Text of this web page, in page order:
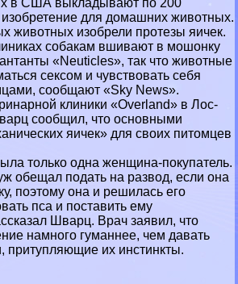
для домашних животных.
животных изобрели протезы яичек.
собакам вшивают в мошонку
«Neuticles», так что животные
ceкcом и чувствовать себя
сообщают «Sky News».
клиники «Overland» в Лос-
сообщил, что основными
яичек» для своих питомцев
только одна женщина-покупатель.
обещал подать на развод, если она
поэтому она и решилась его
пса и поставить ему
Шварц. Врач заявил, что
намного гуманнее, чем давать
притупляющие их инстинкты.